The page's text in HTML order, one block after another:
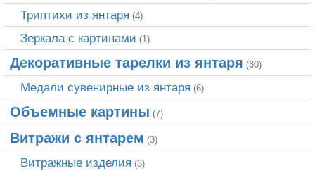
Триптихи из янтаря (4)
Зеркала с картинами (1)
Декоративные тарелки из янтаря (30)
Медали сувенирные из янтаря (6)
Объемные картины (7)
Витражи с янтарем (3)
Витражные изделия (3)